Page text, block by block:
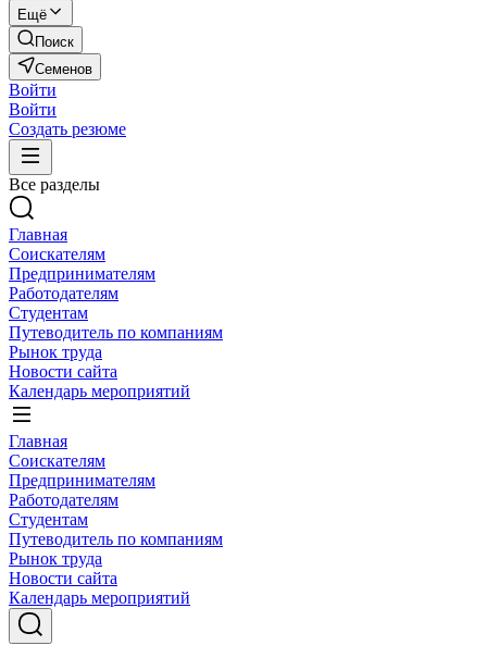
Ещё
Поиск
Семенов
Войти
Войти
Создать резюме
Все разделы
Главная
Соискателям
Предпринимателям
Работодателям
Студентам
Путеводитель по компаниям
Рынок труда
Новости сайта
Календарь мероприятий
Главная
Соискателям
Предпринимателям
Работодателям
Студентам
Путеводитель по компаниям
Рынок труда
Новости сайта
Календарь мероприятий